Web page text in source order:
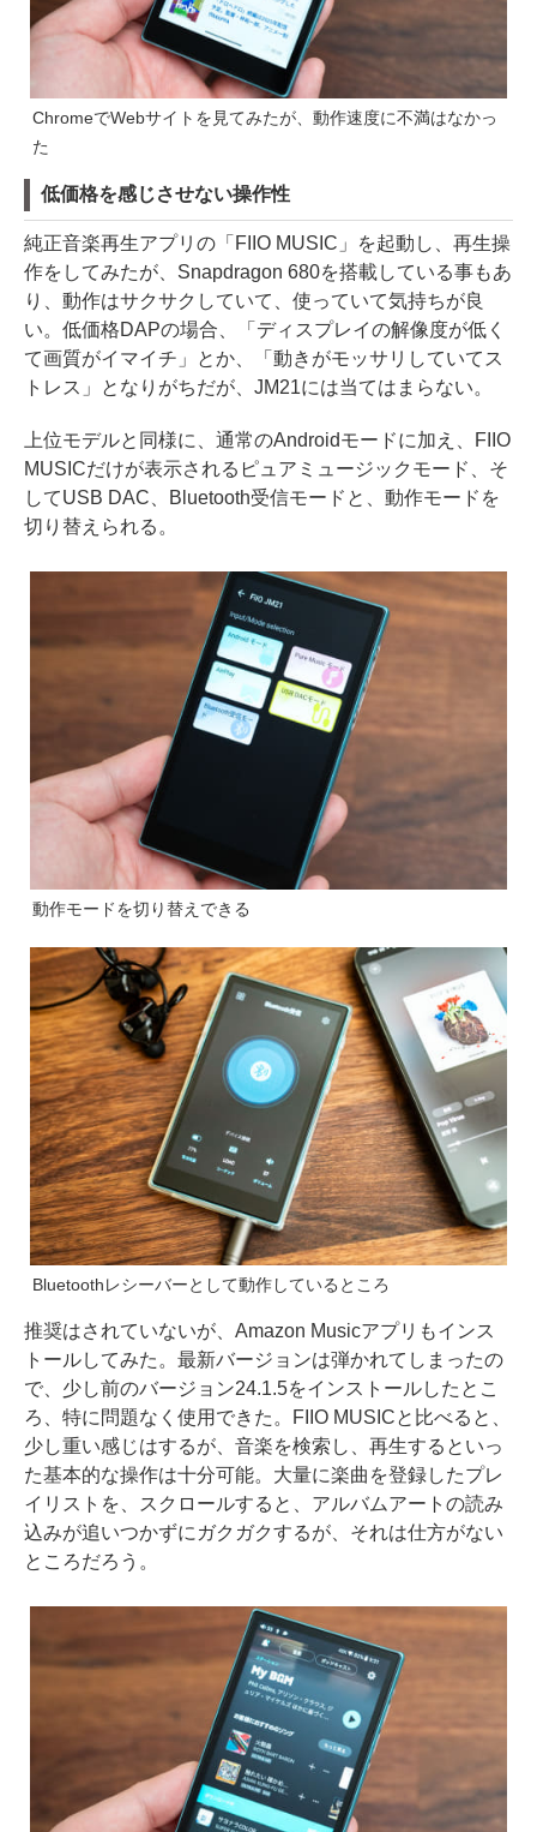
ChromeでWebサイトを見てみたが、動作速度に不満はなかっ
た
低価格を感じさせない操作性
純正音楽再生アプリの「FIIO MUSIC」を起動し、再生操
作をしてみたが、Snapdragon 680を搭載している事もあ
り、動作はサクサクしていて、使っていて気持ちが良
い。低価格DAPの場合、「ディスプレイの解像度が低く
て画質がイマイチ」とか、「動きがモッサリしていてス
トレス」となりがちだが、JM21には当てはまらない。
上位モデルと同様に、通常のAndroidモードに加え、FIIO
MUSICだけが表示されるピュアミュージックモード、そ
してUSB DAC、Bluetooth受信モードと、動作モードを
切り替えられる。
動作モードを切り替えできる
Bluetoothレシーバーとして動作しているところ
推奨はされていないが、Amazon Musicアプリもインス
トールしてみた。最新バージョンは弾かれてしまったの
で、少し前のバージョン24.1.5をインストールしたとこ
ろ、特に問題なく使用できた。FIIO MUSICと比べると、
少し重い感じはするが、音楽を検索し、再生するといっ
た基本的な操作は十分可能。大量に楽曲を登録したプレ
イリストを、スクロールすると、アルバムアートの読み
込みが追いつかずにガクガクするが、それは仕方がない
ところだろう。